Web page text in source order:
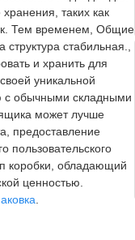
таких как
Тем временем, Общие
стабильная.,
и хранить для
уникальной
обычными складными
может лучше
предоставление
пользовательского
коробки, обладающий
ценностью.